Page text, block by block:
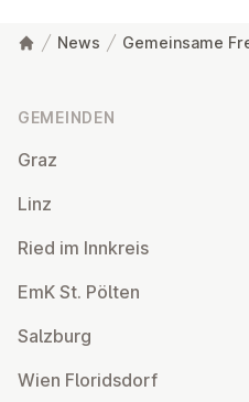
News Gemeinsame
GEMEINDEN
Graz
Linz
Ried im Innkreis
EmK St. Pölten
Salzburg
Wien Flo­rids­dorf